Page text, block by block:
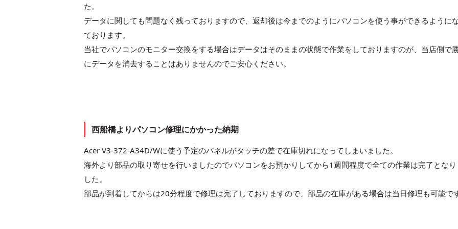
た。
データに関しても問題なく残っておりますので、返却後は今までのようにパソコンを使う事ができるように
ております。
当社でパソコンのモニター交換をする場合はデータはそのままの状態で作業をしておりますのが、当店側で
にデータを消去することはありませんのでご安心ください。
西船橋よりパソコン修理にかかった納期
Acer V3-372-A34D/Wに使う予定のパネルがタッチの差で在庫切れになってしまいました。
海外より部品の取り寄せを行いましたのでパソコンをお預かりしてから1週間程度で全ての作業は完了となり
した。
部品が到着してからは20分程度で修理は完了しておりますので、部品の在庫がある場合は当日修理も可能です